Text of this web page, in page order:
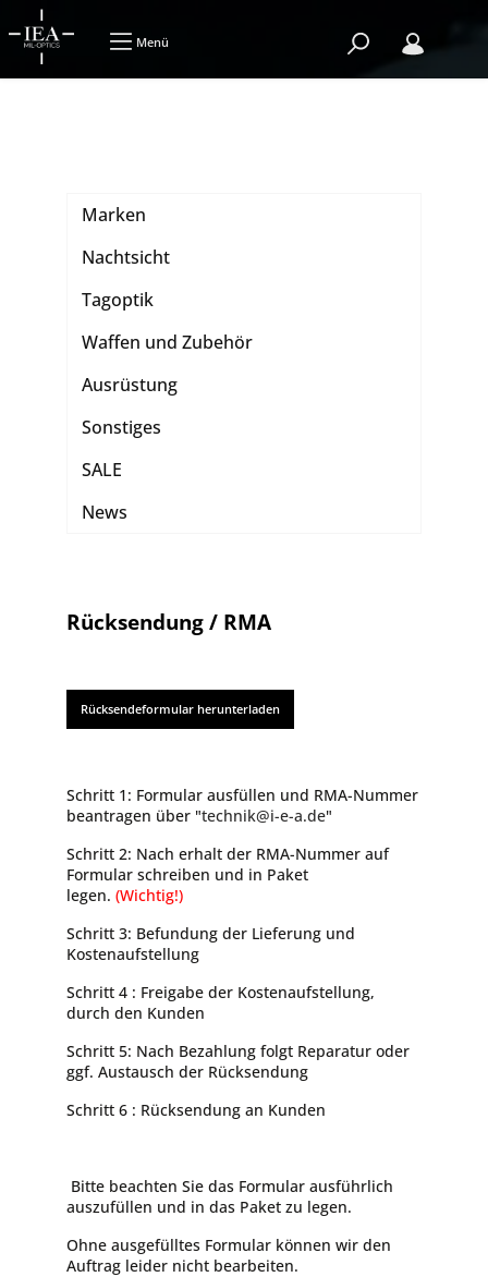
Menü
Marken
Nachtsicht
Tagoptik
Waffen und Zubehör
Ausrüstung
Sonstiges
SALE
News
Rücksendung / RMA
Rücksendeformular herunterladen
Schritt 1: Formular ausfüllen und RMA-Nummer
beantragen über "technik@i-e-a.de"
Schritt 2: Nach erhalt der RMA-Nummer auf
Formular schreiben und in Paket
legen. (Wichtig!)
Schritt 3: Befundung der Lieferung und
Kostenaufstellung
Schritt 4 : Freigabe der Kostenaufstellung,
durch den Kunden
Schritt 5: Nach Bezahlung folgt Reparatur oder
ggf. Austausch der Rücksendung
Schritt 6 : Rücksendung an Kunden
Bitte beachten Sie das Formular ausführlich
auszufüllen und in das Paket zu legen.
Ohne ausgefülltes Formular können wir den
Auftrag leider nicht bearbeiten.